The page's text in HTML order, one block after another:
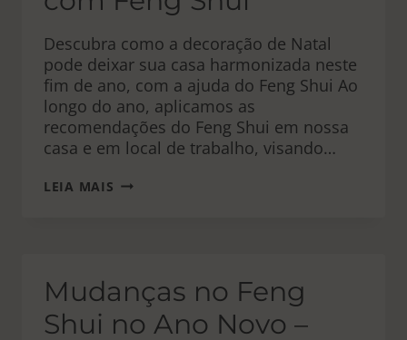
Descubra como a decoração de Natal
pode deixar sua casa harmonizada neste
fim de ano, com a ajuda do Feng Shui Ao
longo do ano, aplicamos as
recomendações do Feng Shui em nossa
casa e em local de trabalho, visando…
LEIA MAIS DECORAÇÃO
Mudanças no Feng
Shui no Ano Novo –